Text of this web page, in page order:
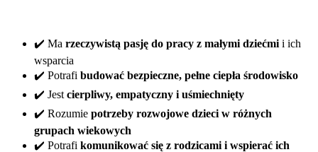
✔️ Ma rzeczywistą pasję do pracy z małymi dziećmi i ich
wsparcia
✔️ Potrafi budować bezpieczne, pełne ciepła środowisko
✔️ Jest cierpliwy, empatyczny i uśmiechnięty
✔️ Rozumie potrzeby rozwojowe dzieci w różnych
grupach wiekowych
✔️ Potrafi komunikować się z rodzicami i wspierać ich